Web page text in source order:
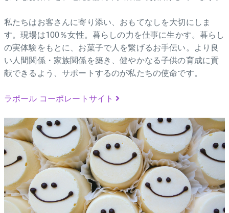
私たちはお客さんに寄り添い、おもてなしを大切にしま
す。現場は100％女性。暮らしの力を仕事に生かす。暮らし
の実体験をもとに、お菓子で人を繋げるお手伝い。より良
い人間関係・家族関係を築き、健やかなる子供の育成に貢
献できるよう、サポートするのが私たちの使命です。
ラポール コーポレートサイト